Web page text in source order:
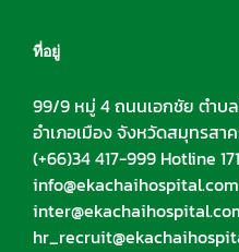
ที่อยู่
99/9 หมู่ 4 ถนนเอกชัย ตำบ
อำเภอเมือง จังหวัดสมุทรสา
(+66)34 417-999 Hotline
info@ekachaihospital.com